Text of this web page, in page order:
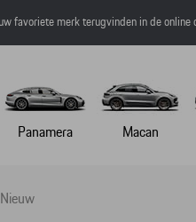
favoriete merk terugvinden in de
Panamera Macan
Nieuw